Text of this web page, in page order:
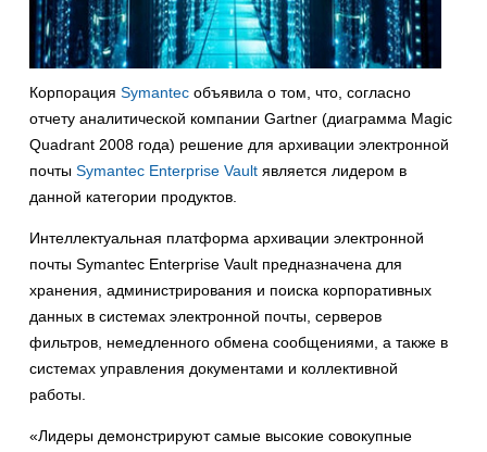
Корпорация Symantec объявила о том, что, согласно
отчету аналитической компании Gartner (диаграмма Magic
Quadrant 2008 года) решение для архивации электронной
почты Symantec Enterprise Vault является лидером в
данной категории продуктов.
Интеллектуальная платформа архивации электронной
почты Symantec Enterprise Vault предназначена для
хранения, администрирования и поиска корпоративных
данных в системах электронной почты, серверов
фильтров, немедленного обмена сообщениями, а также в
системах управления документами и коллективной
работы.
«Лидеры демонстрируют самые высокие совокупные